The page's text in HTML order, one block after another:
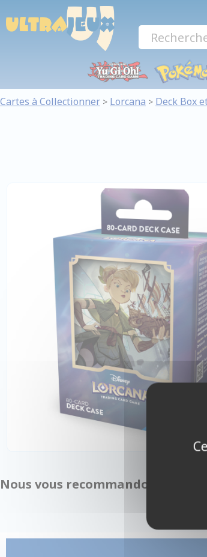
Cartes à Collectionner > Lorcana > Deck Box
Nous vous recommandons
Panneau de gestion des cookies